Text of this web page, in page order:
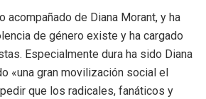
acompañado de Diana Morant, y ha
de género existe y ha cargado
Especialmente dura ha sido Diana
«una gran movilización social el
que los radicales, fanáticos y